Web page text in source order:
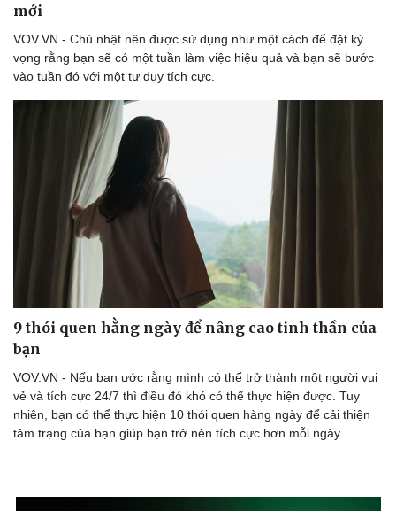
Dinh dưỡng - món ngon
Cây thuốc
Nhi khoa
Nam khoa
Làm đẹp - giảm cân
Phòng mạch online
Đời sống
Nhà đẹp
mới
VOV.VN - Chủ nhật nên được sử dụng như một cách để đặt kỳ
vọng rằng bạn sẽ có một tuần làm việc hiệu quả và bạn sẽ bước
vào tuần đó với một tư duy tích cực.
9 thói quen hằng ngày để nâng cao tinh thần của
bạn
VOV.VN - Nếu bạn ước rằng mình có thể trở thành một người vui
vẻ và tích cực 24/7 thì điều đó khó có thể thực hiện được. Tuy
nhiên, bạn có thể thực hiện 10 thói quen hàng ngày để cải thiện
tâm trạng của bạn giúp bạn trở nên tích cực hơn mỗi ngày.